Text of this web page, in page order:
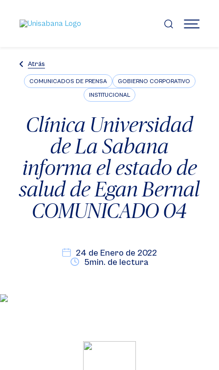
contenido
principal
MENÚ
Atrás
COMUNICADOS DE PRENSA GOBIERNO CORPORATIVO
INSTITUCIONAL
Clínica Universidad
de La Sabana
informa el estado de
salud de Egan Bernal
COMUNICADO 04
24 de Enero de 2022
5min. de lectura